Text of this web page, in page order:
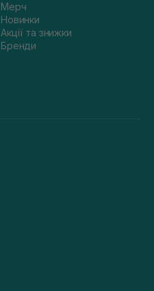
Мерч
Новинки
Акції та знижки
Бренди